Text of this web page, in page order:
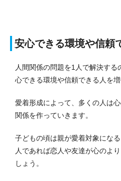
安心できる環境や信頼
人間関係の問題を1人で解決す
心できる環境や信頼できる人を増
愛着形成によって、多くの人は
関係を作っていきます。
子どもの頃は親が愛着対象にな
人であれば恋人や友達が心のよ
しょう。